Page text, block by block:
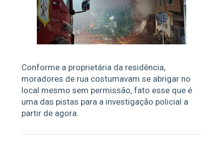
Conforme a proprietária da residência,
moradores de rua costumavam se abrigar no
local mesmo sem permissão, fato esse que é
uma das pistas para a investigação policial a
partir de agora.